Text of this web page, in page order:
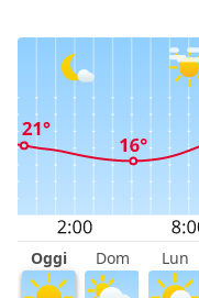
Oggi Dom Lun